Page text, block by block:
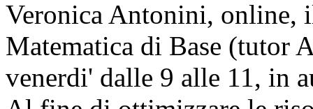
Veronica Antonini, online,
Matematica di Base (tutor
venerdi' dalle 9 alle 11, in